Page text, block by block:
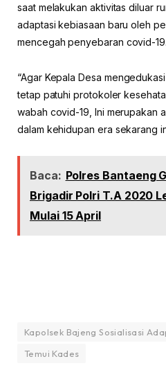
saat melakukan aktivitas diluar
adaptasi kebiasaan baru oleh
mencegah penyebaran covid-19.
“Agar Kepala Desa
tetap patuhi protokoler
wabah covid-19, Ini merupakan
dalam kehidupan era sekarang
Baca: Polres Bantaeng
Brigadir Polri T.A 2020
Mulai 15 April
Kapolsek Bajeng Sosialisasi
Temui Kades